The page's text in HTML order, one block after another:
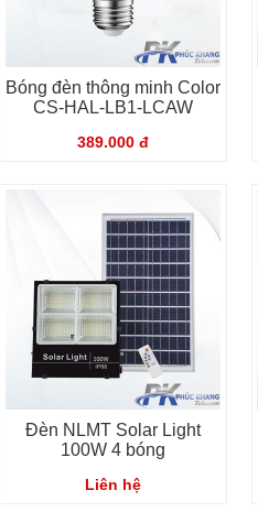
Bóng đèn thông minh Color
CS-HAL-LB1-LCAW
389.000 đ
Đèn NLMT Solar Light
100W 4 bóng
Liên hệ